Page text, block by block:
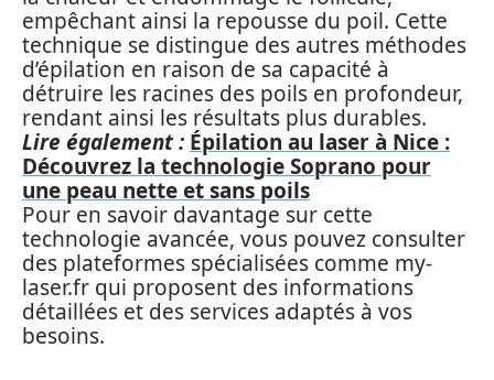
empêchant ainsi la repousse du poil. Cette
technique se distingue des autres méthodes
d’épilation en raison de sa capacité à
détruire les racines des poils en profondeur,
rendant ainsi les résultats plus durables.
Lire également : Épilation au laser à Nice :
Découvrez la technologie Soprano pour
une peau nette et sans poils
Pour en savoir davantage sur cette
technologie avancée, vous pouvez consulter
des plateformes spécialisées comme my-
laser.fr qui proposent des informations
détaillées et des services adaptés à vos
besoins.